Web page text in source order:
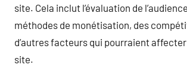
site. Cela inclut l’évaluation de
méthodes de monétisation, des
d’autres facteurs qui pourraient
site.